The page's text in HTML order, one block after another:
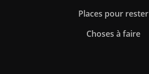
Places pour rester
Choses à faire